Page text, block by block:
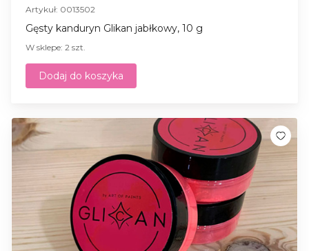
Artykuł: 0013502
Gęsty kanduryn Glikan jabłkowy, 10 g
W sklepe: 2 szt.
Dodaj do koszyka